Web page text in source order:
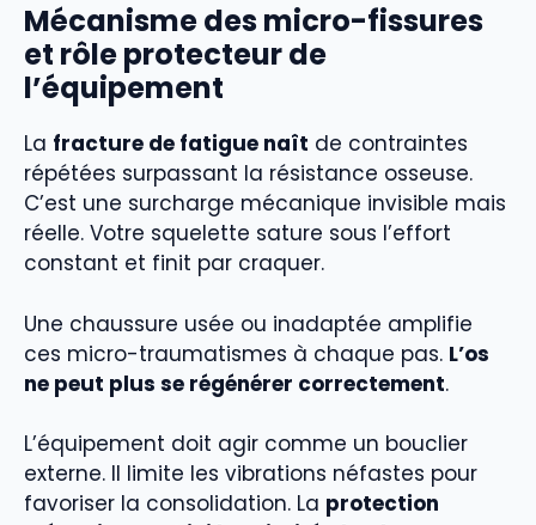
Mécanisme des micro-fissures
et rôle protecteur de
l’équipement
La fracture de fatigue naît de contraintes
répétées surpassant la résistance osseuse.
C’est une surcharge mécanique invisible mais
réelle. Votre squelette sature sous l’effort
constant et finit par craquer.
Une chaussure usée ou inadaptée amplifie
ces micro-traumatismes à chaque pas. L’os
ne peut plus se régénérer correctement.
L’équipement doit agir comme un bouclier
externe. Il limite les vibrations néfastes pour
favoriser la consolidation. La protection